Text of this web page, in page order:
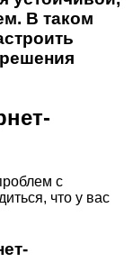
В таком
с
что у вас